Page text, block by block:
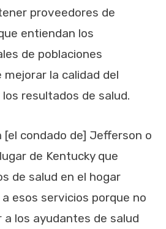
proveedores de
entiendan los
de poblaciones
la calidad del
resultados de salud.
[el condado de] Jefferson o
de Kentucky que
de salud en el hogar
esos servicios porque no
los ayudantes de salud